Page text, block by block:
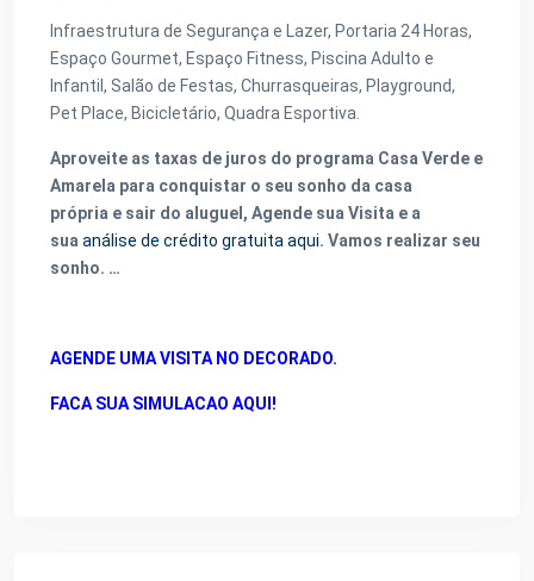
Infraestrutura de Segurança e Lazer, Portaria 24 Horas,
Espaço Gourmet, Espaço Fitness, Piscina Adulto e
Infantil, Salão de Festas, Churrasqueiras, Playground,
Pet Place, Bicicletário, Quadra Esportiva.
Aproveite as taxas de juros do programa Casa Verde e
Amarela para conquistar o seu sonho da casa
própria e sair do aluguel, Agende sua Visita e a
sua análise de crédito gratuita aqui. Vamos realizar seu
sonho. …
AGENDE UMA VISITA NO DECORADO.
FACA SUA SIMULACAO AQUI!